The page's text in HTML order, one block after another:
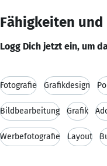
Fähigkeiten
Logg Dich jetzt ein, um
Fotografie Grafikdesign
Bildbearbeitung Grafik
Werbefotografie Layout